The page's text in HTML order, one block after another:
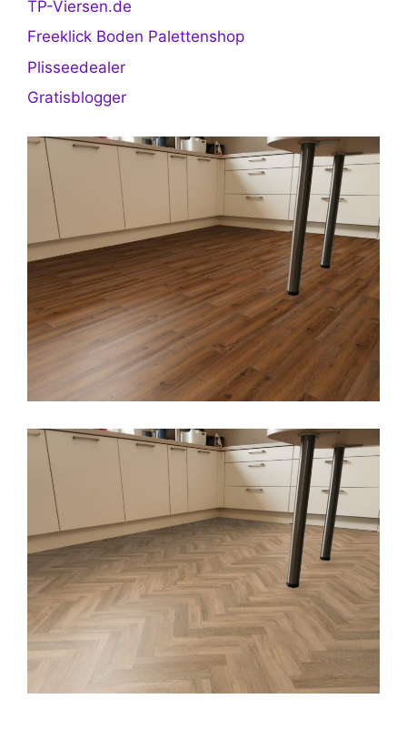
TP-Viersen.de
Freeklick Boden Palettenshop
Plisseedealer
Gratisblogger